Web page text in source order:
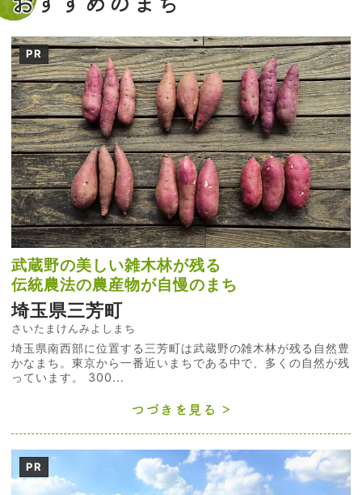
PR
武蔵野の美しい雑木林が残る
伝統農法の農産物が自慢のまち
埼玉県三芳町
さいたまけんみよしまち
埼玉県南西部に位置する三芳町は武蔵野の雑木林が残る自然豊
かなまち。東京から一番近いまちである中で、多くの自然が残
っています。 300...
つづきを見る
PR